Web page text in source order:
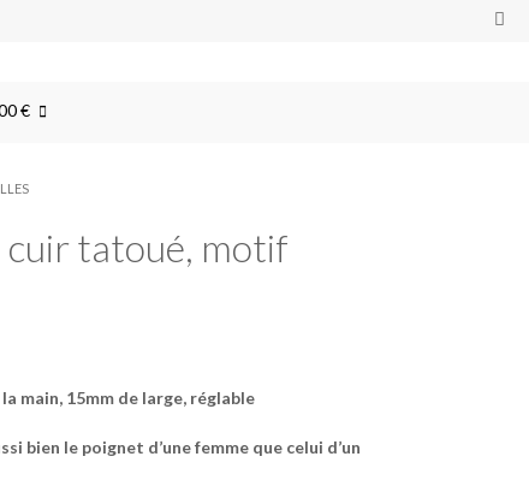
€
tatoué, motif
main, 15mm de large, réglable
bien le poignet d’une femme que celui d’un